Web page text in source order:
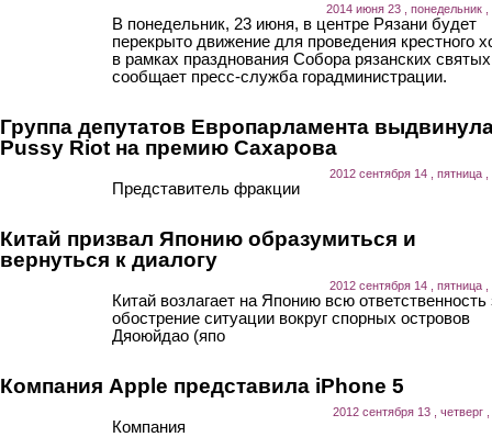
2014 июня 23 , понедельник ,
В понедельник, 23 июня, в центре Рязани будет
перекрыто движение для проведения крестного
в рамках празднования Собора рязанских
сообщает пресс-служба горадминистрации.
Группа депутатов Европарламента
Pussy Riot на премию Сахарова
2012 сентября 14 , пятница ,
Представитель фракции
Китай призвал Японию образумиться и
вернуться к диалогу
2012 сентября 14 , пятница ,
Китай возлагает на Японию всю ответственность
обострение ситуации вокруг спорных островов
Дяоюйдао (япо
Компания Apple представила iPhone 5
2012 сентября 13 , четверг ,
Компания